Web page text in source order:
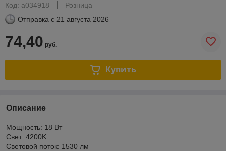
Код: a034918
Розница
Отправка с 21 августа 2026
74,40 руб.
Купить
Описание
Мощность: 18 Вт
Свет: 4200K
Световой поток: 1530 лм